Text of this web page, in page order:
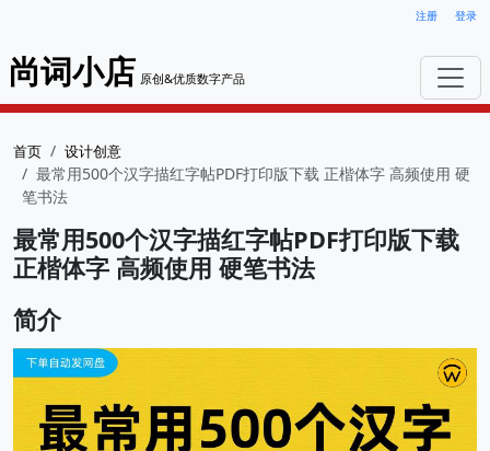
注册 登录
尚词小店 原创&优质数字产品
首页 设计创意
最常用500个汉字描红字帖PDF打印版下载 正楷体字 高频使用 硬
笔书法
最常用500个汉字描红字帖PDF打印版下载
正楷体字 高频使用 硬笔书法
简介